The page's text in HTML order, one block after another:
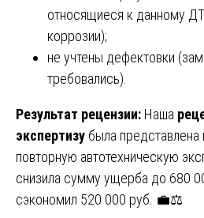
относящиеся к данному
коррозии);
не учтены дефектовки
требовались).
Результат рецензии: Наша
экспертизу была представлена
повторную автотехническую
снизила сумму ущерба до 680
сэкономил 520 000 руб. 💼⚖️